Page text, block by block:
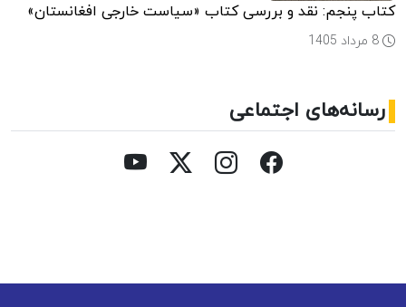
کتاب پنجم: نقد و بررسی کتاب «سیاست خارجی افغانستان»
رسانه‌های اجتماعی